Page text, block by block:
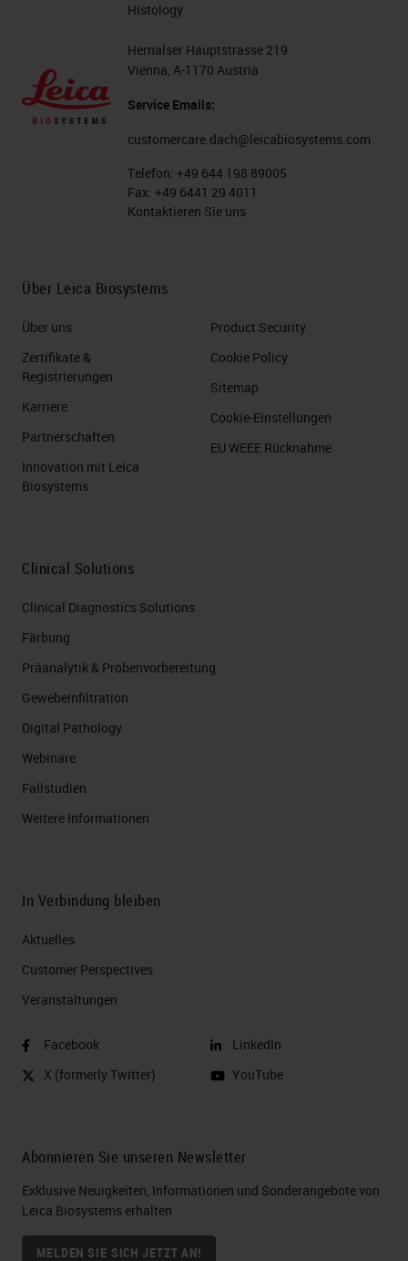
Histology
Hernalser Hauptstrasse 219
Vienna, A-1170 Austria
Service Emails:
customercare.dach@leicabiosystems.com
Telefon: +49 644 198 89005
Fax: +49 6441 29 4011
Kontaktieren Sie uns
Über Leica Biosystems
Über uns
Zertifikate &
Registrierungen
Karriere
Partnerschaften
Innovation mit Leica
Biosystems
Product Security
Cookie Policy
Sitemap
Cookie-Einstellungen
EU WEEE Rücknahme
Clinical Solutions
Clinical Diagnostics Solutions
Färbung
Präanalytik & Probenvorbereitung
Gewebeinfiltration
Digital Pathology
Webinare
Fallstudien
Weitere Informationen
In Verbindung bleiben
Aktuelles
Customer Perspectives​
Veranstaltungen
Facebook
X (formerly Twitter)
LinkedIn
YouTube
Abonnieren Sie unseren Newsletter
Exklusive Neuigkeiten, Informationen und Sonderangebote von
Leica Biosystems erhalten
MELDEN SIE SICH JETZT AN!